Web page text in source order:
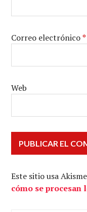
Correo electrónico*
Web
Este sitio usa
cómo se procesan